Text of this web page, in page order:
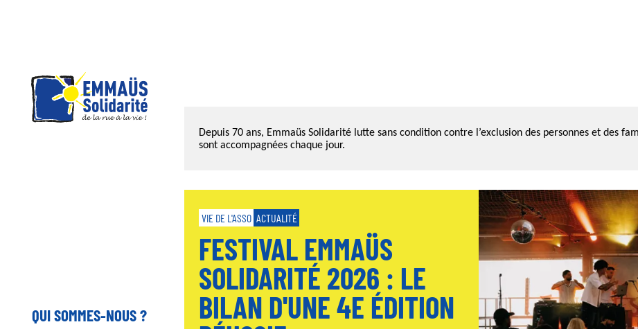
Aller
QUI SOMMES-NOUS ?
Depuis 70 ans, Emmaüs Solidarité lutte sans condition contre l’exclusion des personnes et des
sont accompagnées chaque jour.
VIE DE L'ASSO ACTUALITÉ
FESTIVAL EMMAÜS
SOLIDARITÉ 2026 : LE
BILAN D'UNE 4E ÉDITION